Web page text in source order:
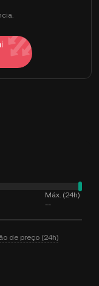
Máx. (24h)
--
de preço (24h)